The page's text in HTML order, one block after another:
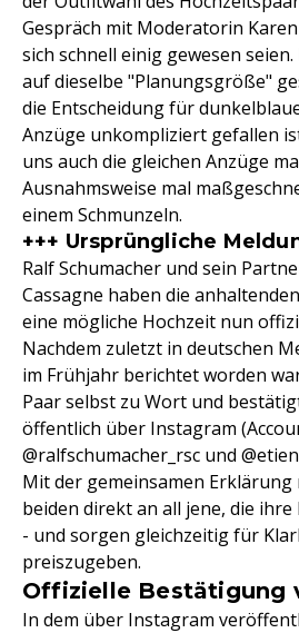
Gespräch mit Moderatorin
sich schnell einig gewesen
auf dieselbe "Planungsgröße"
die Entscheidung für
Anzüge unkompliziert gefallen
uns auch die gleichen Anzüge
Ausnahmsweise mal
einem Schmunzeln.
+++ Ursprüngliche
Ralf Schumacher und sein
Cassagne haben die
eine mögliche Hochzeit nun
Nachdem zuletzt in deutschen
im Frühjahr berichtet worden
Paar selbst zu Wort und
öffentlich über Instagram
@ralfschumacher_rsc und
Mit der gemeinsamen Erklärung
beiden direkt an all jene, die
- und sorgen gleichzeitig für
preiszugeben.
Offizielle Bestätigung
In dem über Instagram